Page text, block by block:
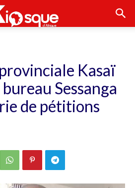
Kasaï
Sessanga
de pétitions